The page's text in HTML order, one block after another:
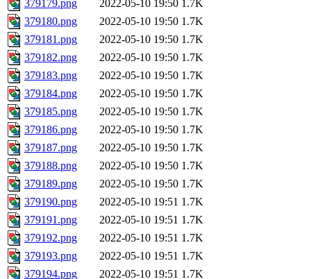
379179.png
2022-05-10 19:50 1.7K
379180.png
2022-05-10 19:50 1.7K
379181.png
2022-05-10 19:50 1.7K
379182.png
2022-05-10 19:50 1.7K
379183.png
2022-05-10 19:50 1.7K
379184.png
2022-05-10 19:50 1.7K
379185.png
2022-05-10 19:50 1.7K
379186.png
2022-05-10 19:50 1.7K
379187.png
2022-05-10 19:50 1.7K
379188.png
2022-05-10 19:50 1.7K
379189.png
2022-05-10 19:50 1.7K
379190.png
2022-05-10 19:51 1.7K
379191.png
2022-05-10 19:51 1.7K
379192.png
2022-05-10 19:51 1.7K
379193.png
2022-05-10 19:51 1.7K
379194.png
2022-05-10 19:51 1.7K